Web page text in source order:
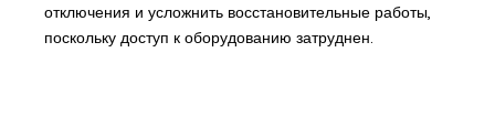
отключения и усложнить восстановительные работы,
поскольку доступ к оборудованию затруднен.